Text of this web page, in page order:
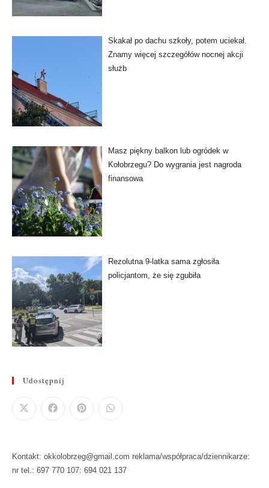
Skakał po dachu szkoły, potem uciekał.
Znamy więcej szczegółów nocnej akcji
służb
Masz piękny balkon lub ogródek w
Kołobrzegu? Do wygrania jest nagroda
finansowa
Rezolutna 9-latka sama zgłosiła
policjantom, że się zgubiła
Udostępnij
Kontakt: okkolobrzeg@gmail.com reklama/współpraca/dziennikarze:
nr tel.: 697 770 107: 694 021 137